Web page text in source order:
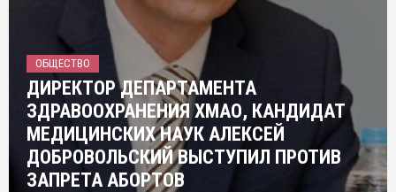
ОБЩЕСТВО
ДИРЕКТОР ДЕПАРТАМЕНТА
ЗДРАВООХРАНЕНИЯ ХМАО, КАНДИДАТ
МЕДИЦИНСКИХ НАУК АЛЕКСЕЙ
ДОБРОВОЛЬСКИЙ ВЫСТУПИЛ ПРОТИВ
ЗАПРЕТА АБОРТОВ